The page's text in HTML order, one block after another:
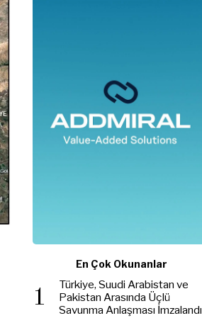
En Çok Okunanlar
1
Türkiye, Suudi Arabistan ve
Pakistan Arasında Üçlü
Savunma Anlaşması İmzalandı